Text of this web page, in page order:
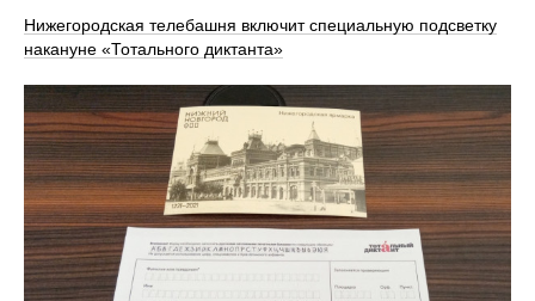
Нижегородская телебашня включит специальную подсветку
накануне «Тотального диктанта»